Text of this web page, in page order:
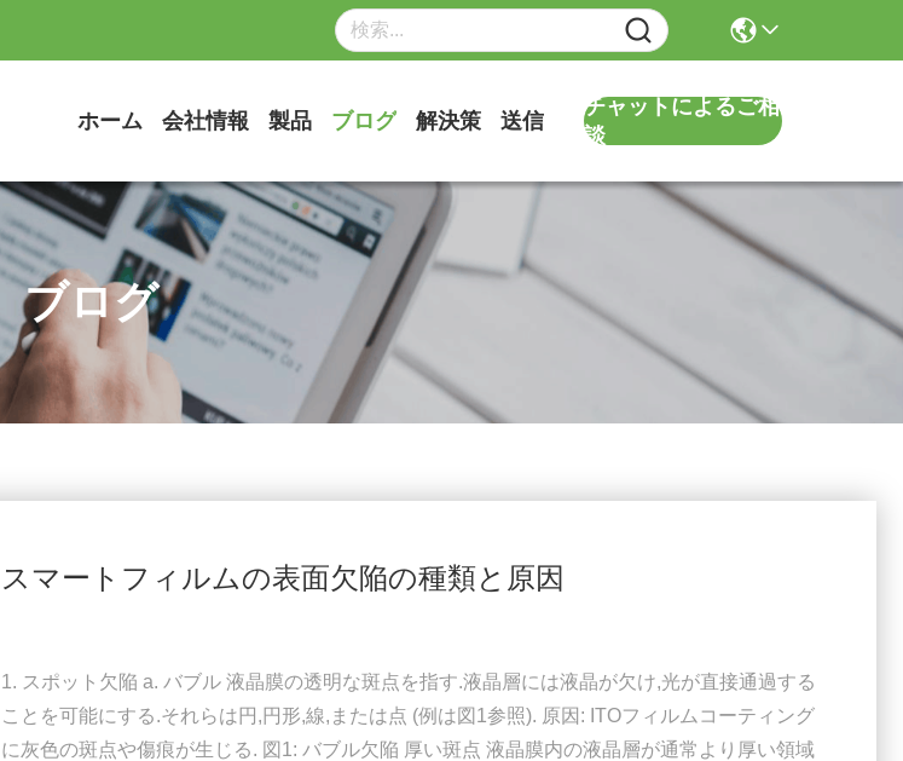
ホーム 会社情報 製品 ブログ 解決策 送信
チャットによるご相
談
ブログ
スマートフィルムの表面欠陥の種類と原因
1. スポット欠陥 a. バブル 液晶膜の透明な斑点を指す.液晶層には液晶が欠け,光が直接通過する
ことを可能にする.それらは円,円形,線,または点 (例は図1参照). 原因: ITOフィルムコーティング
に灰色の斑点や傷痕が生じる. 図1: バブル欠陥 厚い斑点 液晶膜内の液晶層が通常より厚い領域